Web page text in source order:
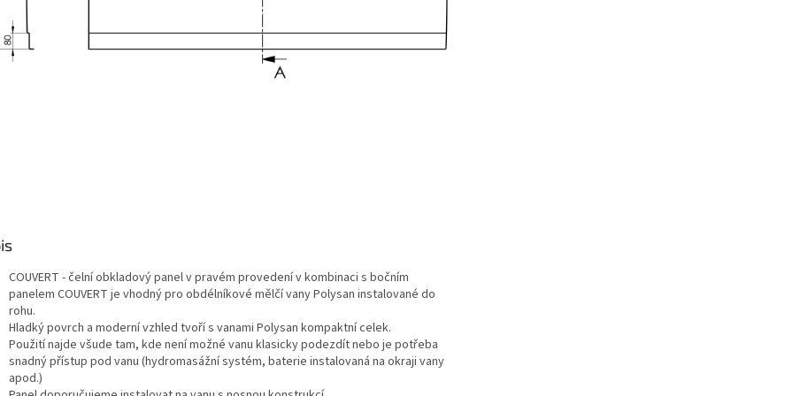
COUVERT - čelní obkladový panel v pravém provedení v kombinaci s bočním
panelem COUVERT je vhodný pro obdélníkové mělčí vany Polysan instalované do
rohu.
Hladký povrch a moderní vzhled tvoří s vanami Polysan kompaktní celek.
Použití najde všude tam, kde není možné vanu klasicky podezdít nebo je potřeba
snadný přístup pod vanu (hydromasážní systém, baterie instalovaná na okraji vany
apod.)